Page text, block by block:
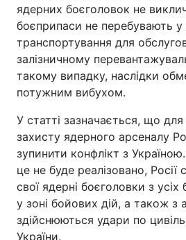
ядерних боєголовок не
боєприпаси не перебувають у
транспортування для
залізничному
такому випадку, наслідки
потужним вибухом.
У статті зазначається, що
захисту ядерного арсеналу
зупинити конфлікт з
це не буде реалізовано, Росії
свої ядерні боєголовки з
у зоні бойових дій, а також з
здійснюються удари по
України.